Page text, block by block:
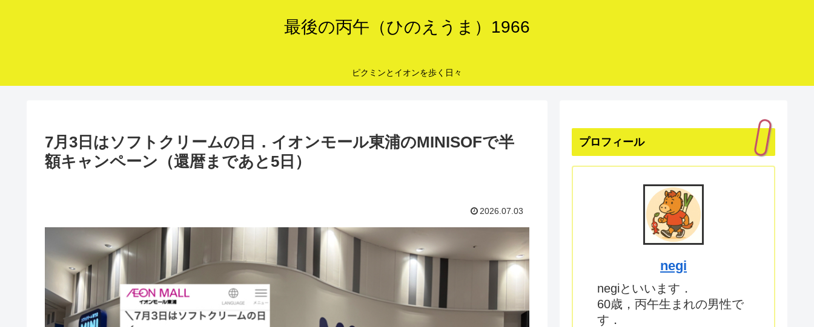
最後の丙午（ひのえうま）1966
ピクミンとイオンを歩く日々
7月3日はソフトクリームの日．イオンモール東浦のMINISOFで半
額キャンペーン（還暦まであと5日）
2026.07.03
プロフィール
negi
negiといいます．
60歳，丙午生まれの男性で
す．